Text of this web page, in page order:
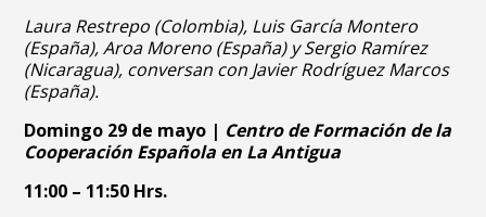
Laura Restrepo (Colombia), Luis García Montero
(España), Aroa Moreno (España) y Sergio Ramírez
(Nicaragua), conversan con Javier Rodríguez Marcos
(España).
Domingo 29 de mayo | Centro de Formación de la
Cooperación Española en La Antigua
11:00 – 11:50 Hrs.